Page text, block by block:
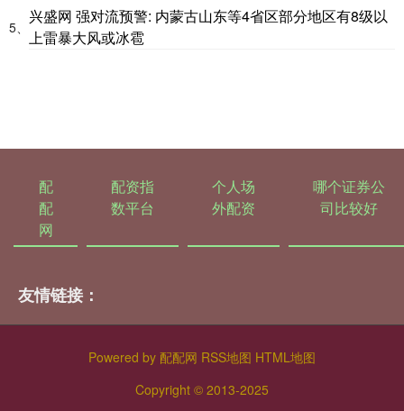
5、
兴盛网 强对流预警: 内蒙古山东等4省区部分地区有8级以
上雷暴大风或冰雹
配
配
网
配资指
数平台
个人场
外配资
哪个证券公
司比较好
友情链接：
Powered by 配配网 RSS地图 HTML地图
Copyright © 2013-2025